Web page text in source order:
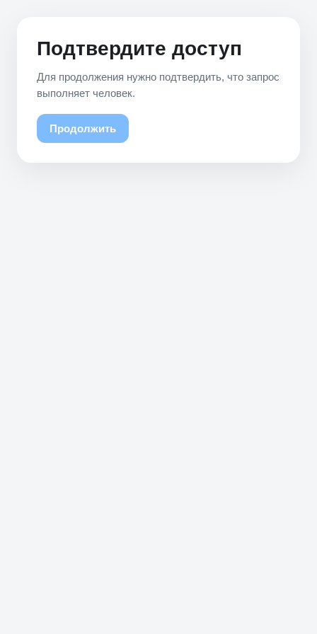
Подтвердите доступ
Для продолжения нужно подтвердить, что запрос
выполняет человек.
Продолжить